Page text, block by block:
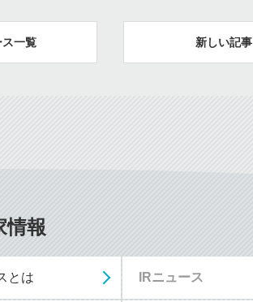
新しい記事
ス一覧
情報
とは IRニュース